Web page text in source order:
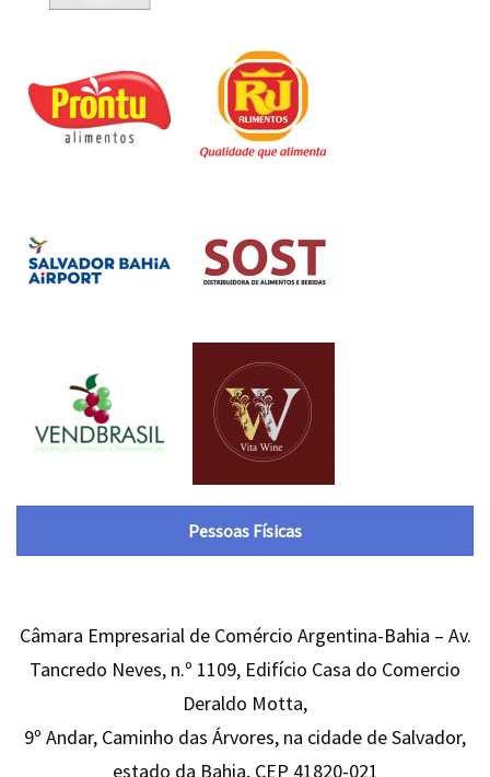
Pessoas Físicas
Câmara Empresarial de Comércio Argentina-Bahia – Av.
Tancredo Neves, n.º 1109, Edifício Casa do Comercio
Deraldo Motta,
9º Andar, Caminho das Árvores, na cidade de Salvador,
estado da Bahia, CEP 41820-021